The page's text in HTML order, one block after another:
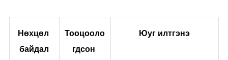
Нөхцөл
байдал
Тооцооло
гдсон
Юуг илтгэнэ